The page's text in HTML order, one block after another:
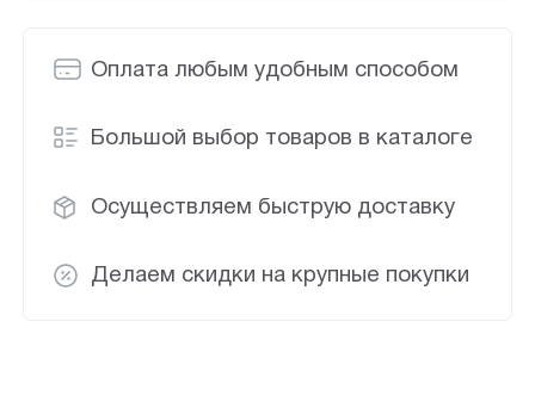
Оплата любым удобным способом
Большой выбор товаров в каталоге
Осуществляем быструю доставку
Делаем скидки на крупные покупки